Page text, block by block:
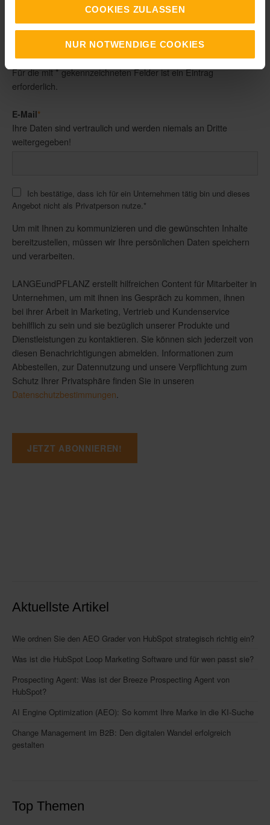
COOKIES ZULASSEN
NUR NOTWENDIGE COOKIES
Ihre Daten unterliegen unserer Datenschutzbestimmung
sind selbstverständlich vertraulich und werden nicht an Dritte
weitergegeben.
Für die mit * gekennzeichneten Felder ist ein Eintrag
erforderlich.
E-Mail*
Ihre Daten sind vertraulich und werden niemals an Dritte
weitergegeben!
Ich bestätige, dass ich für ein Unternehmen tätig bin und dieses
Angebot nicht als Privatperson nutze. *
Um mit Ihnen zu kommunizieren und die gewünschten Inhalte
bereitzustellen, müssen wir Ihre persönlichen Daten speichern
und verarbeiten.
LANGEundPFLANZ erstellt hilfreichen Content für Mitarbeiter in
Unternehmen, um mit ihnen ins Gespräch zu kommen, ihnen
bei ihrer Arbeit in Marketing, Vertrieb und Kundenservice
behilflich zu sein und sie bezüglich unserer Produkte und
Dienstleistungen zu kontaktieren. Sie können sich jederzeit von
diesen Benachrichtigungen abmelden. Informationen zum
Abbestellen, zur Datennutzung und unsere Verpflichtung zum
Schutz Ihrer Privatsphäre finden Sie in unseren
Datenschutzbestimmungen
Aktuellste Artikel
Wie ordnen Sie den AEO Grader von HubSpot strategisch richtig ein?
Was ist die HubSpot Loop Marketing Software und für wen passt sie?
Prospecting Agent: Was ist der Breeze Prospecting Agent von
HubSpot?
AI Engine Optimization (AEO): So kommt Ihre Marke in die KI-Suche
Change Management im B2B: Den digitalen Wandel erfolgreich
gestalten
Top Themen